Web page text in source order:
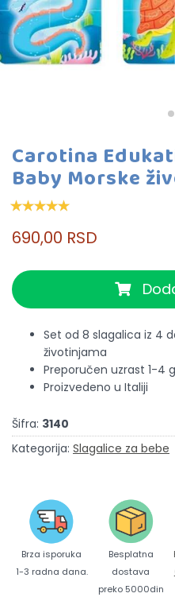
Carotina
Baby Morske
690,00 RSD
Set od 8 slagalica iz 4
životinjama
Preporučen uzrast 1-4
Proizvedeno u Italiji
Šifra: 3140
Kategorija: Slagalice za bebe
Brza isporuka
1-3 radna dana.
Besplatna
dostava
preko 5000din